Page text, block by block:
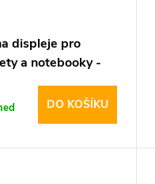
displeje pro
a notebooky -
Cleaning Spray
DO KOŠÍKU